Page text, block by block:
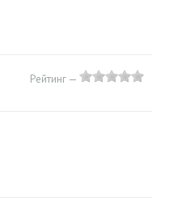
Рейтинг —